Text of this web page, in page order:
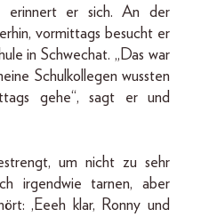
erinnert er sich. An der
vormittags besucht er
in Schwechat. „Das war
Schulkollegen wussten
gehe“, sagt er und
um nicht zu sehr
irgendwie tarnen, aber
,Eeeh klar, Ronny und